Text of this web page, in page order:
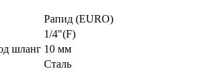
Рапид (EURO)
1/4"(F)
шланг 10 мм
Сталь